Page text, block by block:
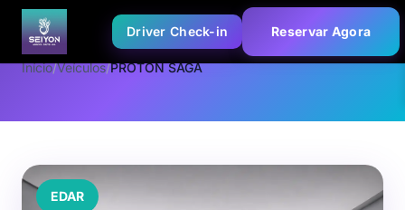
Driver Check-in Reservar Agora
Início/Veículos/PROTON SAGA
EDAR